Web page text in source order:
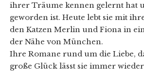
ihrer Träume kennen gelernt hat
geworden ist. Heute lebt sie mit
den Katzen Merlin und Fiona in
der Nähe von München.
Ihre Romane rund um die Liebe,
große Glück lässt sie immer